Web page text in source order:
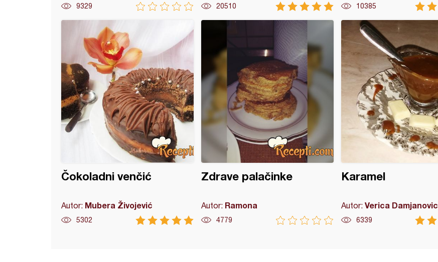
9329 20510 10385
Čokoladni venčić
Autor: Mubera Živojević
5302
Zdrave palačinke
Autor: Ramona
4779
Karamel
Autor: Verica Damjanovic
6339